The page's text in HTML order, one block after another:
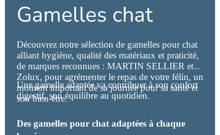
Gamelles chat
Découvrez notre sélection de gamelles pour chat
alliant hygiène, qualité des matériaux et praticité,
de marques reconnues : MARTIN SELLIER et
Zolux, pour agrémenter le repas de votre félin, un
moment important de sa journée pour sa santé et
son bien-être.
Une gamelle adaptée va contribuer à son confort
digestif, son équilibre au quotidien.
Des gamelles pour chat adaptées à chaque